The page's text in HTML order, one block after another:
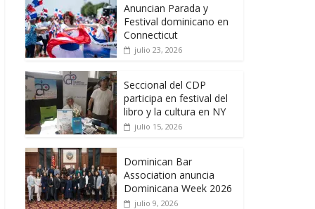
Anuncian Parada y
Festival dominicano en
Connecticut
julio 23, 2026
Seccional del CDP
participa en festival del
libro y la cultura en NY
julio 15, 2026
Dominican Bar
Association anuncia
Dominicana Week 2026
julio 9, 2026